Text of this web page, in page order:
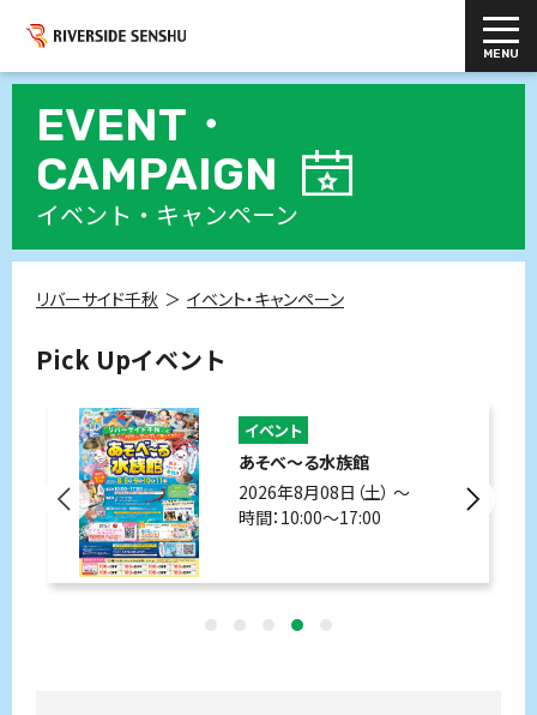
EVENT・
CAMPAIGN
イベント・キャンペーン
リバーサイド千秋 イベント・キャンペーン
Pick Upイベント
イベント
あそべ～る水族館
2026年8月08日（土） 〜
時間：10:00～17:00